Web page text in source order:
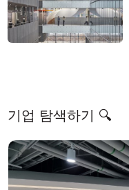
기업 탐색하기 🔍